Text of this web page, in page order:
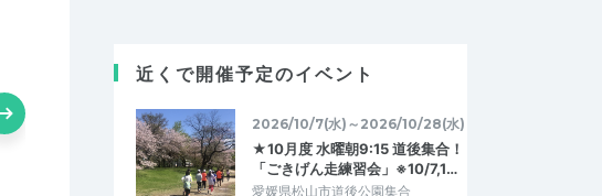
近くで開催予定のイベント
2026/10/7(水)～2026/10/28(水)
★10月度 水曜朝9:15 道後集合！
「ごきげん走練習会」※10/7,1…
愛媛県松山市道後公園集合